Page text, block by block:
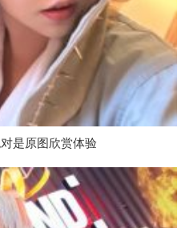
是原图欣赏体验